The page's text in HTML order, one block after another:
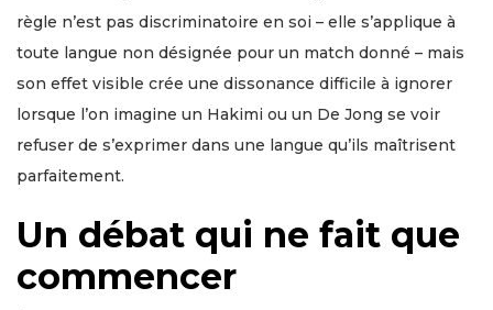
règle n’est pas discriminatoire en soi – elle s’applique à
toute langue non désignée pour un match donné – mais
son effet visible crée une dissonance difficile à ignorer
lorsque l’on imagine un Hakimi ou un De Jong se voir
refuser de s’exprimer dans une langue qu’ils maîtrisent
parfaitement.
Un débat qui ne fait que
commencer